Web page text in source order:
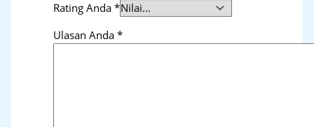
Rating Anda*
Ulasan Anda*